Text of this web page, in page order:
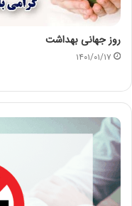
روز جهانی بهداشت
۱۴۰۱/۰۱/۱۷